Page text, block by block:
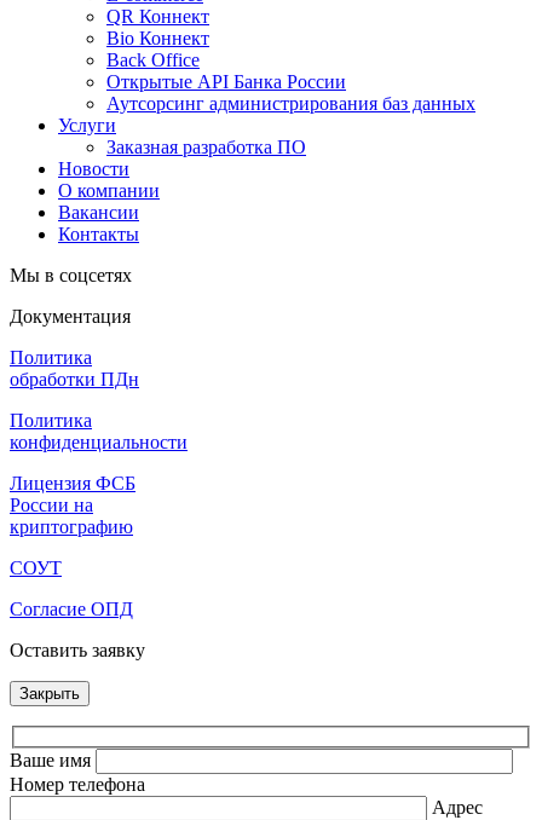
QR Коннект
Bio Коннект
Back Office
Открытые API Банка России
Аутсорсинг администрирования баз данных
Услуги
Заказная разработка ПО
Новости
О компании
Вакансии
Контакты
Мы в соцсетях
Документация
Политика
обработки ПДн
Политика
конфиденциальности
Лицензия ФСБ
России на
криптографию
СОУТ
Согласие ОПД
Оставить заявку
Закрыть
Ваше имя
Номер телефона
Адрес